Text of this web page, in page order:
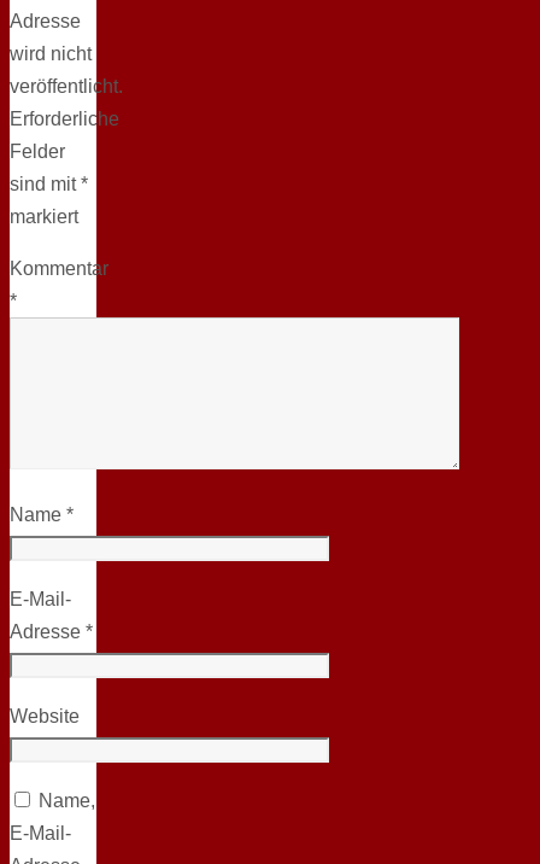
Adresse
wird nicht
veröffentlicht.
Erforderliche
Felder
sind mit*
markiert
Kommentar
*
Name *
E-Mail-
Adresse *
Website
Name,
E-Mail-